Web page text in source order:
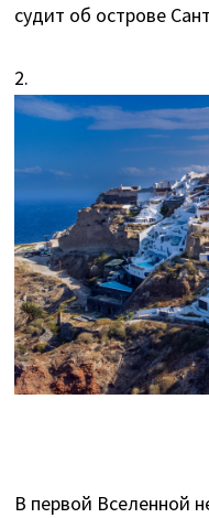
судит об острове
2.
В первой Вселенной